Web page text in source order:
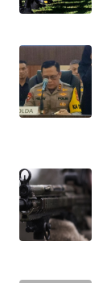
LANGKAT
WN
TAPANULI
WN
TANJUNG
LESUNG
WN